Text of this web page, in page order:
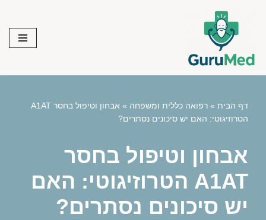
content
דף הבית » רפואה כללית ומשפחה »
אבחון וטיפול בחסר A1AT
הטרוזיגוטי: האם יש סיכונים נסתרים?
אבחון וטיפול בחסר
A1AT הטרוזיגוטי: האם
יש סיכונים נסתרים?